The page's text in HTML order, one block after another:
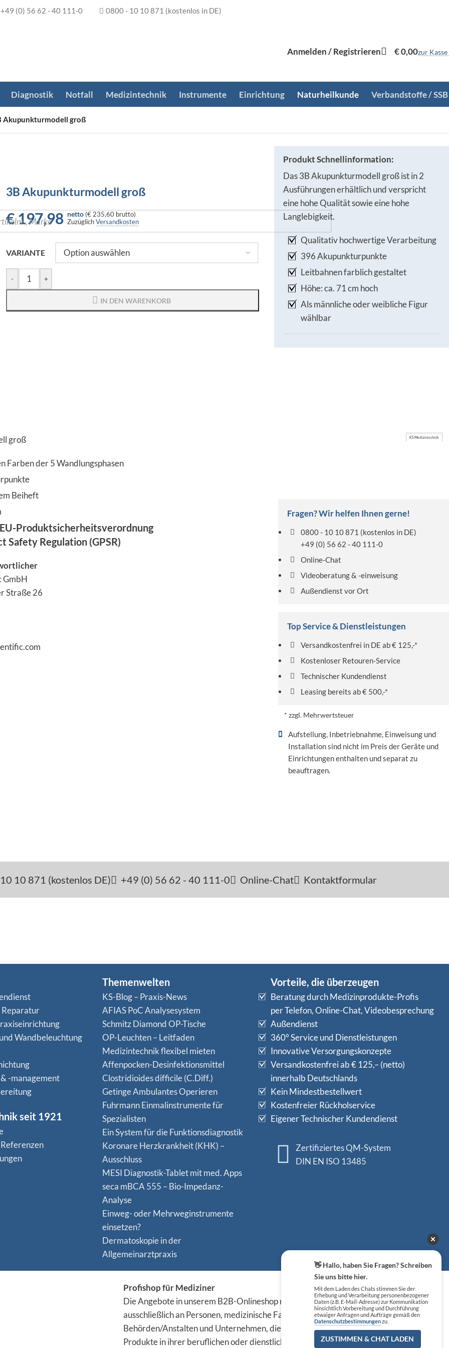
+49 (0) 56 62 - 40 111-0 0800 - 10 10 871 (kostenlos in DE)
Anmelden / Registrieren €0,00zur Kasse
Diagnostik Notfall Medizintechnik Instrumente Einrichtung Naturheilkunde Verbandstoffe / SSB
Akupunkturmodell groß
3B Akupunkturmodell groß
€197,98 netto (€ 235,60 brutto)
ZuzüglichVersandkosten
VARIANTE
- +
IN DEN WARENKORB
Produkt Schnellinformation:
Das 3B Akupunkturmodell groß ist in 2
Ausführungen erhältlich und verspricht
eine hohe Qualität sowie eine hohe
Langlebigkeit.
Qualitativ hochwertige Verarbeitung
396 Akupunkturpunkte
Leitbahnen farblich gestaltet
Höhe: ca. 71 cm hoch
Als männliche oder weibliche Figur
wählbar
groß
Farben der 5 Wandlungsphasen
Beiheft
Produktsicherheitsverordnung
Safety Regulation (GPSR)
GmbH
Straße 26
KS Medizintechnik
Fragen? Wir helfen Ihnen gerne!
0800 - 10 10 871 (kostenlos in DE)
+49 (0) 56 62 - 40 111-0
Online-Chat
Videoberatung & -einweisung
Außendienst vor Ort
Top Service & Dienstleistungen
Versandkostenfrei in DE ab € 125,-*
Kostenloser Retouren-Service
Technischer Kundendienst
Leasing bereits ab € 500,-*
* zzgl. Mehrwertsteuer
Aufstellung, Inbetriebnahme, Einweisung und
Installation sind nicht im Preis der Geräte und
Einrichtungen enthalten und separat zu
beauftragen.
10 871 (kostenlos DE) +49 (0) 56 62 - 40 111-0 Online-Chat Kontaktformular
Reparatur
Wandbeleuchtung
-management
seit 1921
Themenwelten
KS-Blog – Praxis-News
AFIAS PoC Analysesystem
Schmitz Diamond OP-Tische
OP-Leuchten – Leitfaden
Medizintechnik flexibel mieten
Affenpocken-Desinfektionsmittel
Clostridioides difficile (C.Diff.)
Getinge Ambulantes Operieren
Fuhrmann Einmalinstrumente für
Spezialisten
Ein System für die Funktionsdiagnostik
Koro­nare Herz­krank­heit (KHK) –
Ausschluss
MESI Diagnostik-Tablet mit med. Apps
seca mBCA 555 – Bio-Impedanz-
Analyse
Einweg- oder Mehrweginstrumente
einsetzen?
Dermatoskopie in der
Allgemeinarztpraxis
Vorteile, die überzeugen
Beratung durch Medizinprodukte-Profis
per Telefon, Online-Chat, Videobesprechung
Außendienst
360° Service und Dienstleistungen
Innovative Versorgungskonzepte
Versandkostenfrei ab € 125,– (netto)
innerhalb Deutschlands
Kein Mindestbestellwert
Kostenfreier Rückholservice
Eigener Technischer Kundendienst
Zertifiziertes QM-System
DIN EN ISO 13485
Profishop für Mediziner
Die Angebote in unserem B2B-Onlineshop richten sich
ausschließlich an Personen, medizinische Fachkreise,
Behörden/Anstalten und Unternehmen, die die
Produkte in ihrer beruflichen oder dienstlichen Tätigkeit
Sicher einkaufen
👋 Hallo, haben Sie Fragen? Schreiben
Sie uns bitte hier.
Mit dem Laden des Chats stimmen Sie der
Erhebung und Verarbeitung personenbezogener
Daten (z.B. E-Mail-Adresse) zur Kommunikation
hinsichtlich Vorbereitung und Durchführung
etwaiger Anfragen und Aufträge gemäß den
Datenschutzbestimmungenzu.
ZUSTIMMEN & CHAT LADEN